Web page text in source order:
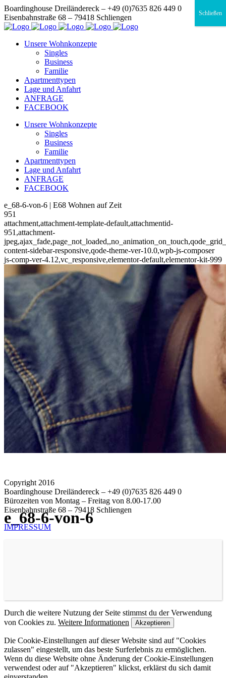
Boardinghouse Dreiländereck – +49 (0)7635 826 449 0
Eisenbahnstraße 68 – 79418 Schliengen
Unsere Wohnkonzepte
Singles
Business
Familie
Apartmenttypen
Lage und Anfahrt
ANFRAGE
FACEBOOK
Unsere Wohnkonzepte
Singles
Business
Familie
Apartmenttypen
Lage und Anfahrt
ANFRAGE
FACEBOOK
e_68-6-von-6 | E68 Wohnen auf Zeit
951
attachment,attachment-template-default,attachmentid-
951,attachment-
content-sidebar-responsive,qode-theme-ver-10.0,wpb-js-composer
js-comp-ver-4.12,vc_responsive,elementor-default,elementor-kit-999
e_68-6-von-6
Copyright 2016
Boardinghouse Dreiländereck – +49 (0)7635 826 449 0
Bürozeiten von Montag – Freitag von 8.00-17.00
Eisenbahnstraße 68 – 79418 Schliengen
IMPRESSUM
Schließen
Durch die weitere Nutzung der Seite stimmst du der Verwendung
von Cookies zu. Weitere Informationen Akzeptieren
Die Cookie-Einstellungen auf dieser Website sind auf "Cookies
zulassen" eingestellt, um das beste Surferlebnis zu ermöglichen.
Wenn du diese Website ohne Änderung der Cookie-Einstellungen
verwendest oder auf "Akzeptieren" klickst, erklärst du sich damit